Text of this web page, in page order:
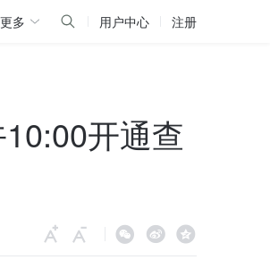
更多 用户中心 注册
开通查